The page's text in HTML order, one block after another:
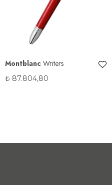
Montblanc Writers
₺ 87.804,80